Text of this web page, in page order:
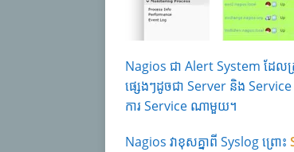
Nagios ជា Alert System ដែលត្
ផ្សេងៗដូចជា Server និង
ការ Service ណាមួយ។
Nagios វាខុសគ្នាពី Syslog ព្រោះ